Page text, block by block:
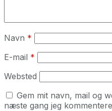
Navn *
E-mail *
Websted
Gem mit navn, mail og
næste gang jeg